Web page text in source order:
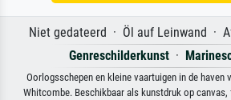
Niet gedateerd · Öl auf Leinwand ·
Genreschilderkunst·
Oorlogsschepen en kleine vaartuigen in de haven
Whitcombe. Beschikbaar als kunstdruk op